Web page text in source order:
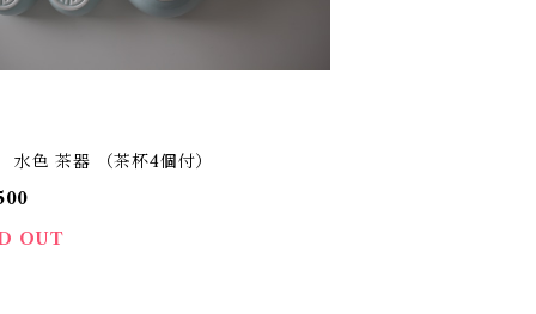
水色 茶器 （茶杯4個付）
OUT